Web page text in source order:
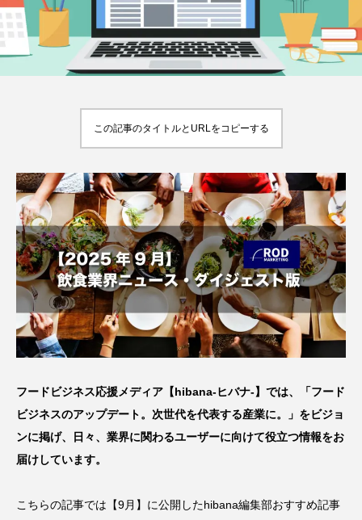
ランチャイズブランド特集｜これ
から伸びるおすすめFC10選
2026.07.30
経営＆フードビジネス専用の商
品・サービス紹介｜2026年8月
2026.08.07
この記事のタイトルとURLをコピーする
フードビジネス応援メディア【hibana-ヒバナ-】では、「フード
ビジネスのアップデート。次世代を代表する産業に。」をビジョ
ンに掲げ、日々、業界に関わるユーザーに向けて役立つ情報をお
届けしています。
こちらの記事では【9月】に公開したhibana編集部おすすめ記事